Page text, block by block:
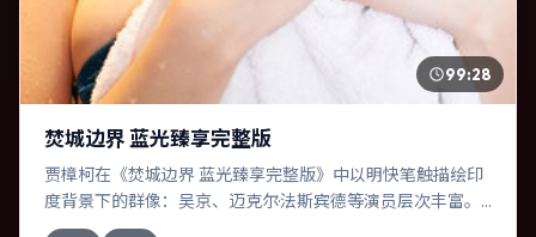
99:28
焚城边界 蓝光臻享完整版
贾樟柯在《焚城边界 蓝光臻享完整版》中以明快笔触描绘印
度背景下的群像：吴京、迈克尔·法斯宾德等演员层次丰富。
作为一部惊悚作品，故事从日常裂缝切入，逐步推向不可逆